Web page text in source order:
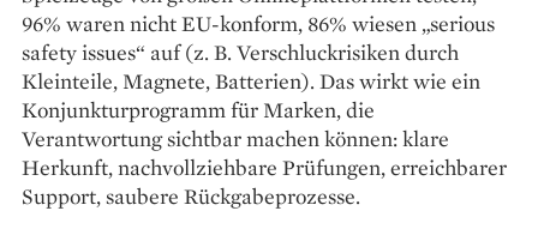
96% waren nicht EU-konform, 86% wiesen „serious
safety issues“ auf (z. B. Verschluckrisiken durch
Kleinteile, Magnete, Batterien). Das wirkt wie ein
Konjunkturprogramm für Marken, die
Verantwortung sichtbar machen können: klare
Herkunft, nachvollziehbare Prüfungen, erreichbarer
Support, saubere Rückgabeprozesse.